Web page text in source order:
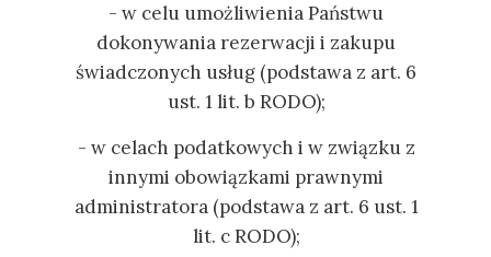
- w celu umożliwienia Państwu
dokonywania rezerwacji i zakupu
świadczonych usług (podstawa z art. 6
ust. 1 lit. b RODO);
- w celach podatkowych i w związku z
innymi obowiązkami prawnymi
administratora (podstawa z art. 6 ust. 1
lit. c RODO);